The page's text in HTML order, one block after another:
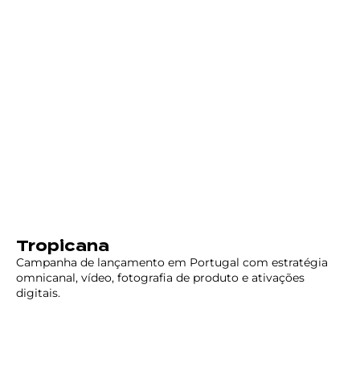
Tropicana
Campanha de lançamento em Portugal com estratégia
omnicanal, vídeo, fotografia de produto e ativações
digitais.